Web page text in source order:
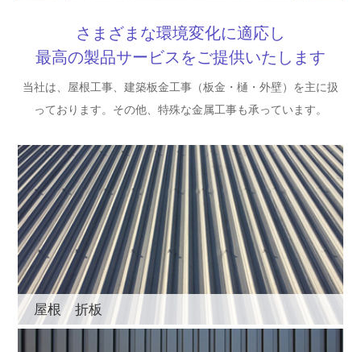
さまざまな環境変化に適応し
最高の製品サービスをご提供いたします
当社は、屋根工事、建築板金工事（板金・樋・外壁）を主に扱
っております。その他、特殊な金属工事も承っています。
屋根 折板